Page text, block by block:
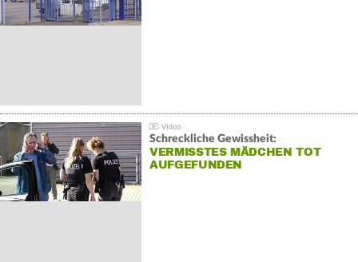
Schreckliche Gewissheit:
VERMISSTES MÄDCHEN TOT
AUFGEFUNDEN